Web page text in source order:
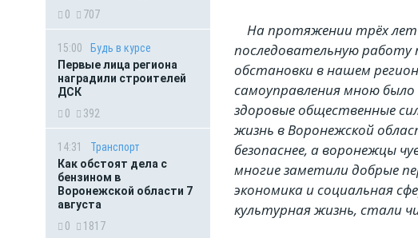
0
707
15:00
Будь в курсе
Первые лица региона
наградили строителей
ДСК
0
392
14:31
Транспорт
Как обстоят дела с
бензином в
Воронежской области 7
августа
0
1817
На протяжении трёх лет
последовательную работу
обстановки в нашем
самоуправления мною было
здоровые общественные
жизнь в Воронежской
безопаснее, а воронежцы
многие заметили добрые
экономика и социальная
культурная жизнь, стали